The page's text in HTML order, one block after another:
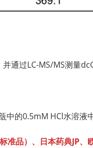
通过LC-MS/MS测量
的0.5mM HCl水溶液
准品）、日本药典JP